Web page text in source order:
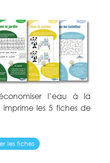
l’eau à la
les 5 fiches de
les fiches